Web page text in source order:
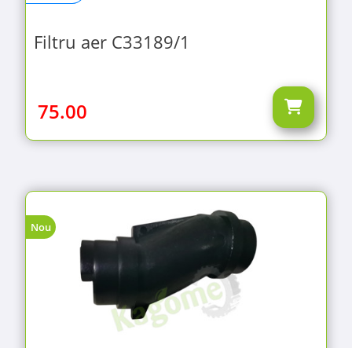
Filtru aer C33189/1
75.00
Nou